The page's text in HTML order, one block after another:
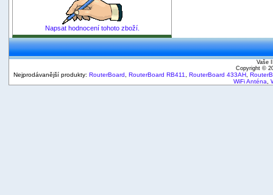
Napsat hodnocení tohoto zboží.
Vaše
Copyright ©
Nejprodávanější produkty: RouterBoard RouterBoard RB411 RouterBoard 433AH
WiFi Anténa